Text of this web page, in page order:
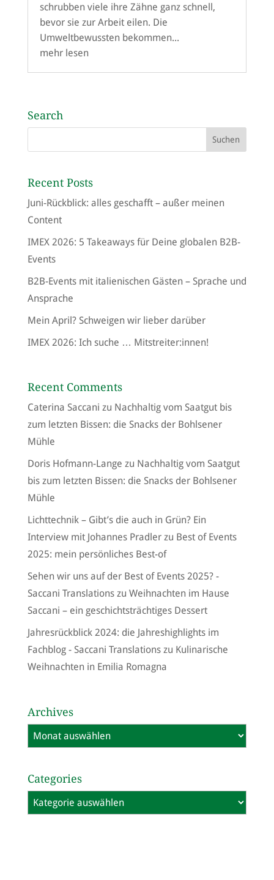
schrubben viele ihre Zähne ganz schnell,
bevor sie zur Arbeit eilen. Die
Umweltbewussten bekommen...
mehr lesen
Search
Recent Posts
Juni-Rückblick: alles geschafft – außer meinen
Content
IMEX 2026: 5 Takeaways für Deine globalen B2B-
Events
B2B-Events mit italienischen Gästen – Sprache und
Ansprache
Mein April? Schweigen wir lieber darüber
IMEX 2026: Ich suche … Mitstreiter:innen!
Recent Comments
Caterina Saccani zu Nachhaltig vom Saatgut bis
zum letzten Bissen: die Snacks der Bohlsener
Mühle
Doris Hofmann-Lange zu Nachhaltig vom Saatgut
bis zum letzten Bissen: die Snacks der Bohlsener
Mühle
Lichttechnik – Gibt’s die auch in Grün? Ein
Interview mit Johannes Pradlerzu Best of Events
2025: mein persönliches Best-of
Sehen wir uns auf der Best of Events 2025? -
Saccani Translationszu Weihnachten im Hause
Saccani – ein geschichtsträchtiges Dessert
Jahresrückblick 2024: die Jahreshighlights im
Fachblog - Saccani Translationszu Kulinarische
Weihnachten in Emilia Romagna
Archives
Archives
Categories
Categories